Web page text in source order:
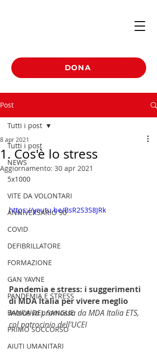
DONA
Post
Tutti i post
NEWS
5x1000
VITE DA VOLONTARI
ANNIVERSARIO 90
COVID
DEFIBRILLATORE
FORMAZIONE
GAN YAVNE
PANDEMIA E STRESS
BANCA DEL SANGUE
PRIMO SOCCORSO
AIUTI UMANITARI
Tutti i post
1. Cos'è lo stress
8 apr 2021
Aggiornamento: 30 apr 2021
https://youtu.be/BsR2S3S8JRk
Pandemia e stress: i suggerimenti
di MDA Italia per vivere meglio
Iniziativa promossa da MDA Italia ETS,
col patrocinio dell'UCEI